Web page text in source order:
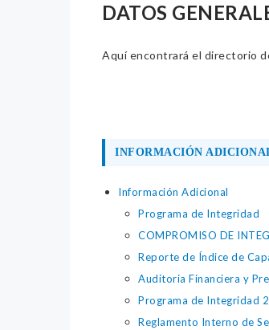
DATOS
Aquí encontrará el directorio
INFORMACIÓN
Información Adicional
Programa de Integridad
COMPROMISO DE
Reporte de Índice de
Auditoria Financiera y
Programa de Integridad
Reglamento Interno de